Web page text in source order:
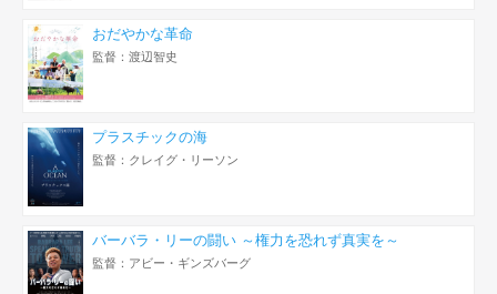
おだやかな革命
監督：渡辺智史
プラスチックの海
監督：クレイグ・リーソン
バーバラ・リーの闘い ～権力を恐れず真実を～
監督：アビー・ギンズバーグ